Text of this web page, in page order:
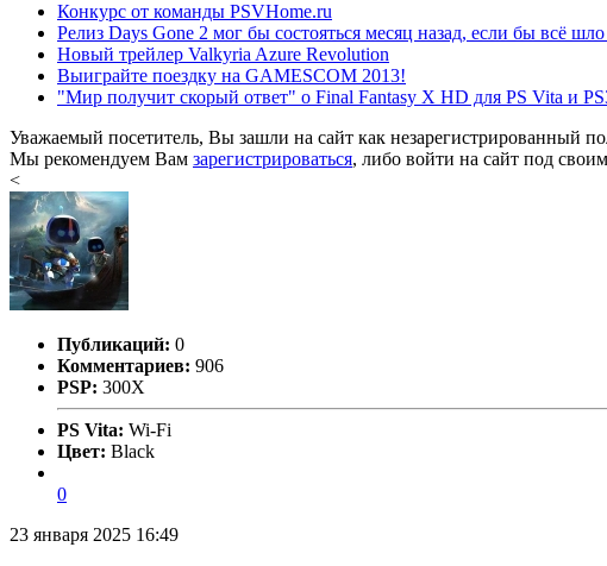
Конкурс от команды PSVHome.ru
Релиз Days Gone 2 мог бы состояться месяц назад, если бы всё
Новый трейлер Valkyria Azure Revolution
Выиграйте поездку на GAMESCOM 2013!
"Мир получит скорый ответ" о Final Fantasy X HD для PS Vita и
Уважаемый посетитель, Вы зашли на сайт как незарегистрированный
Мы рекомендуем Вам зарегистрироваться, либо войти на сайт под
<
Публикаций: 0
Комментариев: 906
PSP: 300X
PS Vita: Wi-Fi
Цвет: Black
0
23 января 2025 16:49